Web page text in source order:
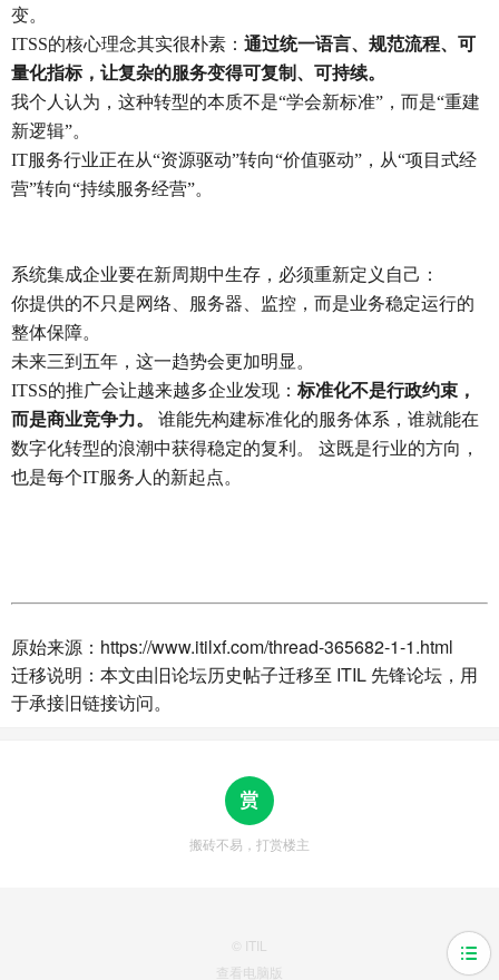
变。
ITSS的核心理念其实很朴素： 通过统一语言、规范流程、可
量化指标，让复杂的服务变得可复制、可持续。
我个人认为，这种转型的本质不是“学会新标准”，而是“重建
新逻辑”。
IT服务行业正在从“资源驱动”转向“价值驱动”，从“项目式经
营”转向“持续服务经营”。
系统集成企业要在新周期中生存，必须重新定义自己：
你提供的不只是网络、服务器、监控，而是业务稳定运行的
整体保障。
未来三到五年，这一趋势会更加明显。
ITSS的推广会让越来越多企业发现： 标准化不是行政约束，
而是商业竞争力。
谁能先构建标准化的服务体系，谁就能在
数字化转型的浪潮中获得稳定的复利。 这既是行业的方向，
也是每个IT服务人的新起点。
原始来源：https://www.itilxf.com/thread-365682-1-1.html
迁移说明：本文由旧论坛历史帖子迁移至 ITIL 先锋论坛，用
于承接旧链接访问。
搬砖不易，打赏楼主
© ITIL
查看电脑版